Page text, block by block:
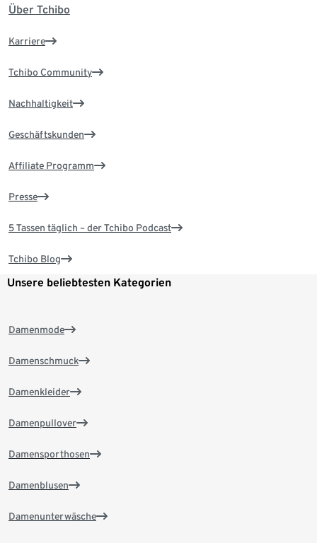
Über Tchibo
Karriere
Tchibo Community
Nachhaltigkeit
Geschäftskunden
Affiliate Programm
Presse
5 Tassen täglich – der Tchibo Podcast
Tchibo Blog
Unsere beliebtesten Kategorien
Damenmode
Damenschmuck
Damenkleider
Damenpullover
Damensporthosen
Damenblusen
Damenunterwäsche